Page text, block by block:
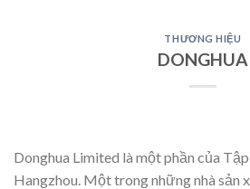
THƯƠNG HIỆU
DONGHUA
Donghua Limited là một phần của
Hangzhou. Một trong những nhà sản